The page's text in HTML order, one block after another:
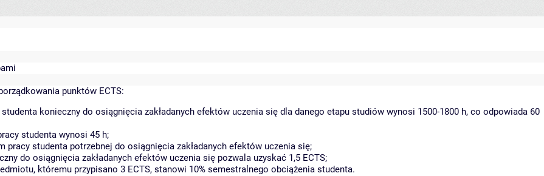
punktów ECTS:
konieczny do osiągnięcia zakładanych efektów uczenia się dla danego etapu studiów wynosi 1500-1800 h, co odpowiada 60
studenta wynosi 45 h;
pracy studenta potrzebnej do osiągnięcia zakładanych efektów uczenia się;
do osiągnięcia zakładanych efektów uczenia się pozwala uzyskać 1,5 ECTS;
któremu przypisano 3 ECTS, stanowi 10% semestralnego obciążenia studenta.